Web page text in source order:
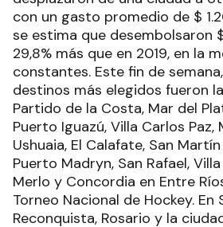
con un gasto promedio de $
se estima que desembolsaron
29,8% más que en 2019, en la
constantes. Este fin de
destinos más elegidos fueron
Partido de la Costa, Mar del
Puerto Iguazú, Villa Carlos Paz,
Ushuaia, El Calafate, San
Puerto Madryn, San Rafael,
Merlo y Concordia en Entre
Torneo Nacional de Hockey. En
Reconquista, Rosario y la